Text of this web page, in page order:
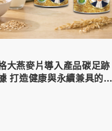
大燕麥片導入產品碳足跡
打造健康與永續兼具的新